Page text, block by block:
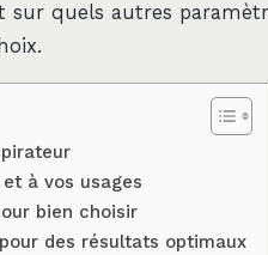
sur quels autres
à vos usages
bien choisir
des résultats optimaux